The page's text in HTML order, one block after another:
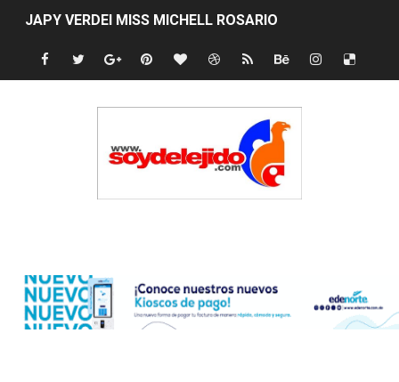
JAPY VERDEI MISS MICHELL ROSARIO
JAPY VERDEI MR. EDDY OLIVO
Dólar bajó 9 cts. y era vendido a $58.44; el euro subió a
EDENORTE impulsa el desarrollo energético del
Nuevo Código Penal entra en vigor en República